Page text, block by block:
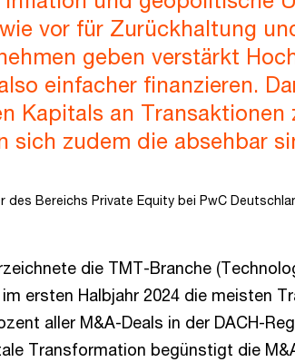
vor für Zurückhaltung
geben verstärkt
einfacher finanzieren.
Kapitals an Transaktionen
sich zudem die absehbar
des Bereichs Private Equity bei PwC
die TMT-Branche
ersten Halbjahr 2024 die meisten
aller M&A-Deals in der DACH-
Transformation begünstigt die